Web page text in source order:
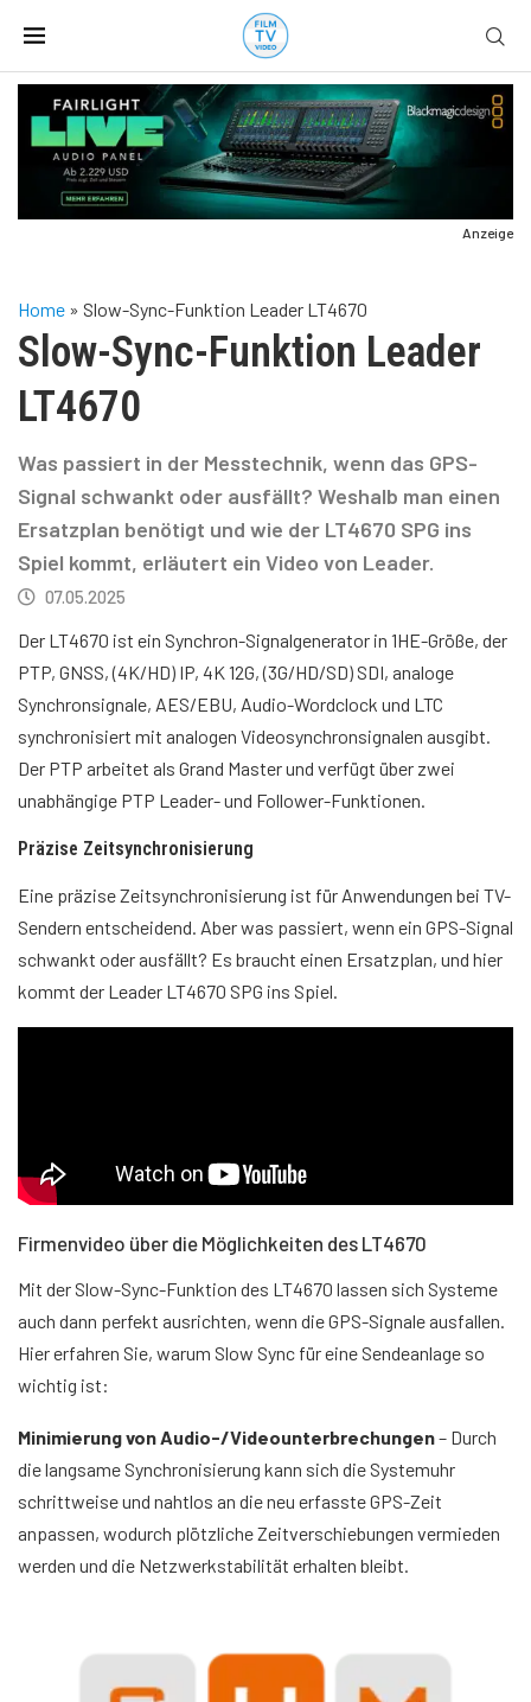
Anzeige
Home » Slow-Sync-Funktion Leader LT4670
Slow-Sync-Funktion Leader
LT4670
Was passiert in der Messtechnik, wenn das GPS-
Signal schwankt oder ausfällt? Weshalb man einen
Ersatzplan benötigt und wie der LT4670 SPG ins
Spiel kommt, erläutert ein Video von Leader.
07.05.2025
Der LT4670 ist ein Synchron-Signalgenerator in 1HE-Größe, der
PTP, GNSS, (4K/HD) IP, 4K 12G, (3G/HD/SD) SDI, analoge
Synchronsignale, AES/EBU, Audio-Wordclock und LTC
synchronisiert mit analogen Videosynchronsignalen ausgibt.
Der PTP arbeitet als Grand Master und verfügt über zwei
unabhängige PTP Leader- und Follower-Funktionen.
Präzise Zeitsynchronisierung
Eine präzise Zeitsynchronisierung ist für Anwendungen bei TV-
Sendern entscheidend. Aber was passiert, wenn ein GPS-Signal
schwankt oder ausfällt? Es braucht einen Ersatzplan, und hier
kommt der Leader LT4670 SPG ins Spiel.
Firmenvideo über die Möglichkeiten des LT4670
Mit der Slow-Sync-Funktion des LT4670 lassen sich Systeme
auch dann perfekt ausrichten, wenn die GPS-Signale ausfallen.
Hier erfahren Sie, warum Slow Sync für eine Sendeanlage so
wichtig ist:
Minimierung von Audio-/Videounterbrechungen– Durch
die langsame Synchronisierung kann sich die Systemuhr
schrittweise und nahtlos an die neu erfasste GPS-Zeit
anpassen, wodurch plötzliche Zeitverschiebungen vermieden
werden und die Netzwerkstabilität erhalten bleibt.